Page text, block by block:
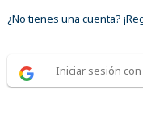
¿No tienes una cuenta?
Iniciar sesión